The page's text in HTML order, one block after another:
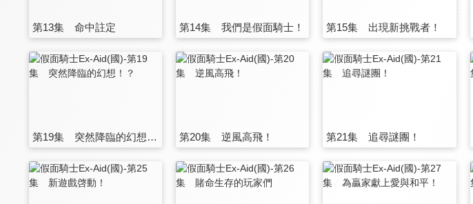
第13集 命中註定 第14集 我們是假面騎士！ 第15集 出現新挑戰者！
第19集 突然降臨的幻想！？ 第20集 逆風高飛！ 第21集 追尋謎團！